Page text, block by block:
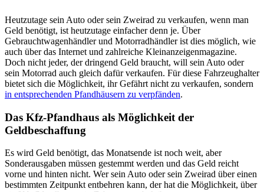
Heutzutage sein Auto oder sein Zweirad zu verkaufen, wenn man
Geld benötigt, ist heutzutage einfacher denn je. Über
Gebrauchtwagenhändler und Motorradhändler ist dies möglich, wie
auch über das Internet und zahlreiche Kleinanzeigenmagazine.
Doch nicht jeder, der dringend Geld braucht, will sein Auto oder
sein Motorrad auch gleich dafür verkaufen. Für diese Fahrzeughalter
bietet sich die Möglichkeit, ihr Gefährt nicht zu verkaufen, sondern
in entsprechenden Pfandhäusern zu verpfänden.
Das Kfz-Pfandhaus als Möglichkeit der
Geldbeschaffung
Es wird Geld benötigt, das Monatsende ist noch weit, aber
Sonderausgaben müssen gestemmt werden und das Geld reicht
vorne und hinten nicht. Wer sein Auto oder sein Zweirad über einen
bestimmten Zeitpunkt entbehren kann, der hat die Möglichkeit, über